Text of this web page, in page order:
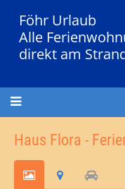
Föhr Urlaub
Alle
direkt am
Haus Flora -